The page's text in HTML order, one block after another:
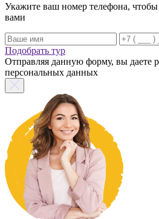
Укажите ваш номер телефона, чтобы
вами
Подобрать тур
Отправляя данную форму, вы даете
персональных данных